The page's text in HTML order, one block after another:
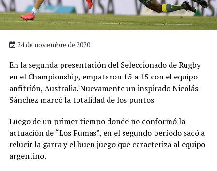
24 de noviembre de 2020
En la segunda presentación del Seleccionado de Rugby
en el Championship, empataron 15 a 15 con el equipo
anfitrión, Australia. Nuevamente un inspirado Nicolás
Sánchez marcó la totalidad de los puntos.
Luego de un primer tiempo donde no conformó la
actuación de “Los Pumas”, en el segundo período sacó a
relucir la garra y el buen juego que caracteriza al equipo
argentino.